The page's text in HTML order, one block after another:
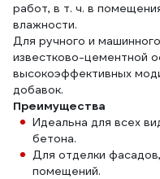
работ, в т. ч. в
влажности.
Для ручного и
известково-цементной
высокоэффективных
добавок.
Преимущества
Идеальна для всех
бетона.
Для отделки
помещений.